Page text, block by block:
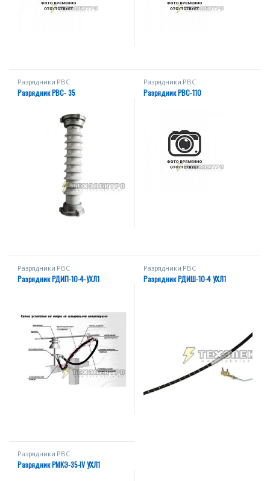
Разрядники РВС
Разрядник РВС- 35
Разрядники РВС
Разрядник РВС-110
Разрядники РВС
Разрядник РДИП-10-4-УХЛ1
Разрядники РВС
Разрядник РДИШ-10-4 УХЛ1
Разрядники РВС
Разрядник РМКЭ-35-IV УХЛ1